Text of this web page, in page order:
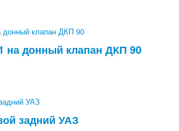
на донный клапан ДКП 90
задний УАЗ